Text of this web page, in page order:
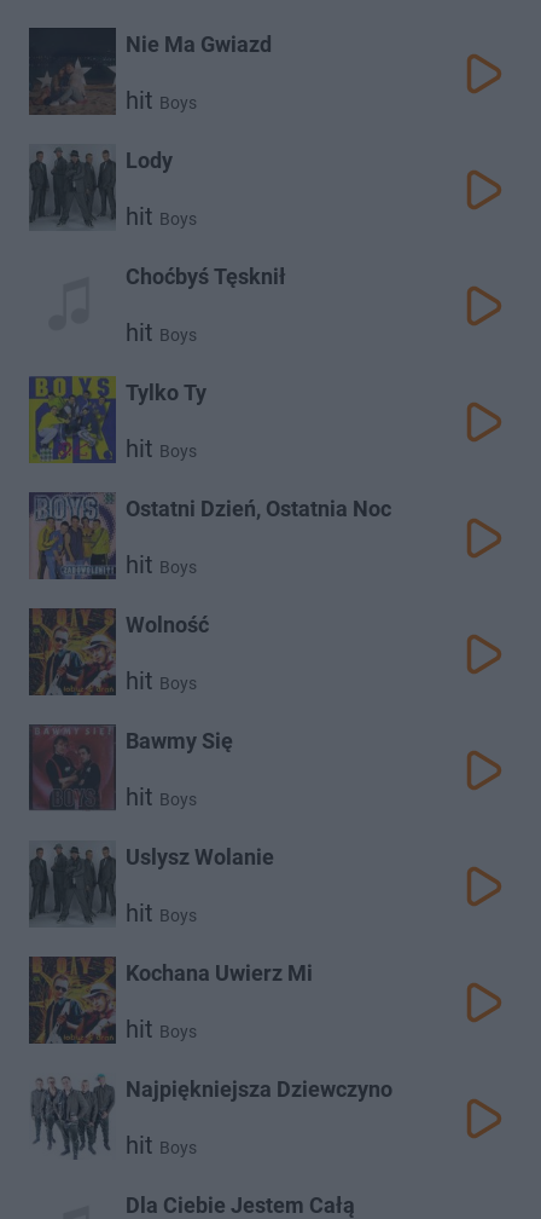
Nie Ma Gwiazd
hit Boys
Lody
hit Boys
Choćbyś Tęsknił
hit Boys
Tylko Ty
hit Boys
Ostatni Dzień, Ostatnia Noc
hit Boys
Wolność
hit Boys
Bawmy Się
hit Boys
Uslysz Wolanie
hit Boys
Kochana Uwierz Mi
hit Boys
Najpiękniejsza Dziewczyno
hit Boys
Dla Ciebie Jestem Całą